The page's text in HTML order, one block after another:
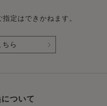
定はできかねます。
ちら
ついて